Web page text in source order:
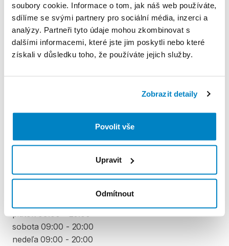
soubory cookie. Informace o tom, jak náš web používáte,
sdílíme se svými partnery pro sociální média, inzerci a
analýzy. Partneři tyto údaje mohou zkombinovat s
dalšími informacemi, které jste jim poskytli nebo které
získali v důsledku toho, že používáte jejich služby.
Zobrazit detaily
Povolit vše
Upravit
Odmítnout
Produkt v obchodě
Pravidla Decathlon Rent
VYZVEDNUTÍ A VRÁCENÍ VYBAVENÍ
pondelok 09:00 - 20:00
utorok 09:00 - 20:00
piatok 09:00 - 20:00
sobota 09:00 - 20:00
nedeľa 09:00 - 20:00